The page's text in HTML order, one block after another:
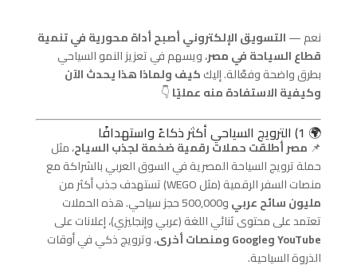
نعم —التسويق الإلكتروني أصبح أداة محورية في تنمية
قطاع السياحة في مصر، ويسهم في تعزيز النمو السياحي
بطرق واضحة وفعّالة. إليككيف ولماذا هذا يحدث الآن
وكيفية الاستفادة منه عمليًا👇
🌍 1) الترويج السياحي أكثر ذكاءً واستهدافًا
📌 مصر أطلقت حملات رقمية ضخمة لجذب السياح، مثل
حملة ترويج السياحة المصرية في السوق العربي بالشراكة مع
منصات السفر الرقمية (مثل WEGO) تستهدف جذب أكثر من
مليون سائح عربي
و500,000 حجز سياحي. هذه الحملات
تعتمد على محتوى ثنائي اللغة (عربي وإنجليزي)، إعلانات على
YouTube وGoogle ومنصات أخرى
، وترويج ذكي في أوقات
الذروة السياحية.